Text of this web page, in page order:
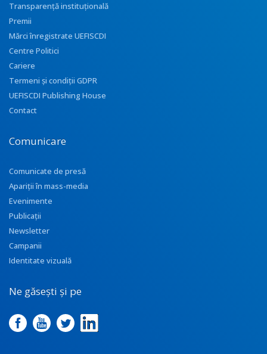
Transparenţă instituţională
Premii
Mărci înregistrate UEFISCDI
Centre Politici
Cariere
Termeni și condiții GDPR
UEFISCDI Publishing House
Contact
Comunicare
Comunicate de presă
Apariţii în mass-media
Evenimente
Publicații
Newsletter
Campanii
Identitate vizuală
Ne găsești și pe